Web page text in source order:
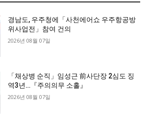
경남도, 우주청에「사천에어쇼 우주항공방
위사업전」참여 건의
2026년 08월 07일
「채상병 순직」임성근 前사단장 2심도 징
역3년…『주의의무 소홀』
2026년 08월 07일